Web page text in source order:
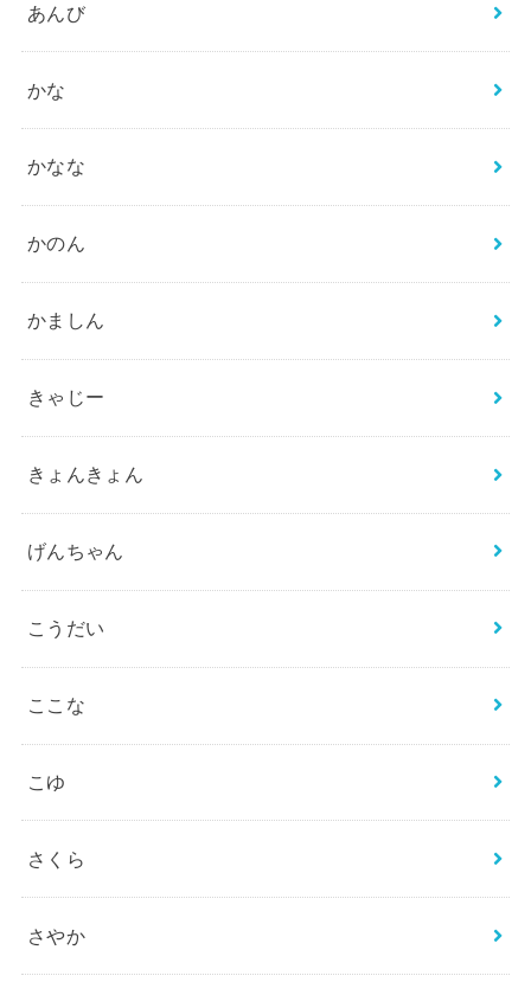
あんび
かな
かなな
かのん
かましん
きゃじー
きょんきょん
げんちゃん
こうだい
ここな
こゆ
さくら
さやか